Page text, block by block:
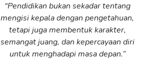
“Pendidikan bukan sekadar tentang
mengisi kepala dengan pengetahuan,
tetapi juga membentuk karakter,
semangat juang, dan kepercayaan diri
untuk menghadapi masa depan.”